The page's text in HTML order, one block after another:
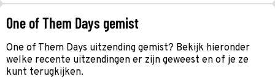
One of Them Days gemist
One of Them Days uitzending gemist? Bekijk hieronder
welke recente uitzendingen er zijn geweest en of je ze
kunt terugkijken.